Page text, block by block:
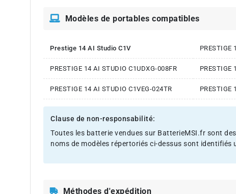
Modèles de portables compatibles
Prestige 14 AI Studio C1V PRESTIGE
PRESTIGE 14 AI STUDIO C1UDXG-008FR PRESTIGE
PRESTIGE 14 AI STUDIO C1VEG-024TR PRESTIGE
Clause de non-responsabilité:
Toutes les batterie vendues sur BatterieMSI.fr sont
noms de modèles répertoriés ci-dessus sont
Méthodes d'expédition